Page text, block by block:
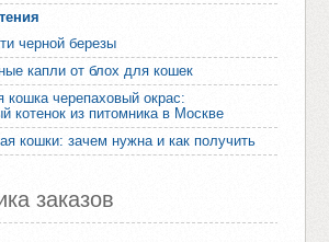
черной березы
капли от блох для кошек
кошка черепаховый окрас:
котенок из питомника в Москве
кошки: зачем нужна и как получить
заказов